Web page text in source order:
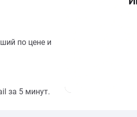
по цене и
за 5 минут.